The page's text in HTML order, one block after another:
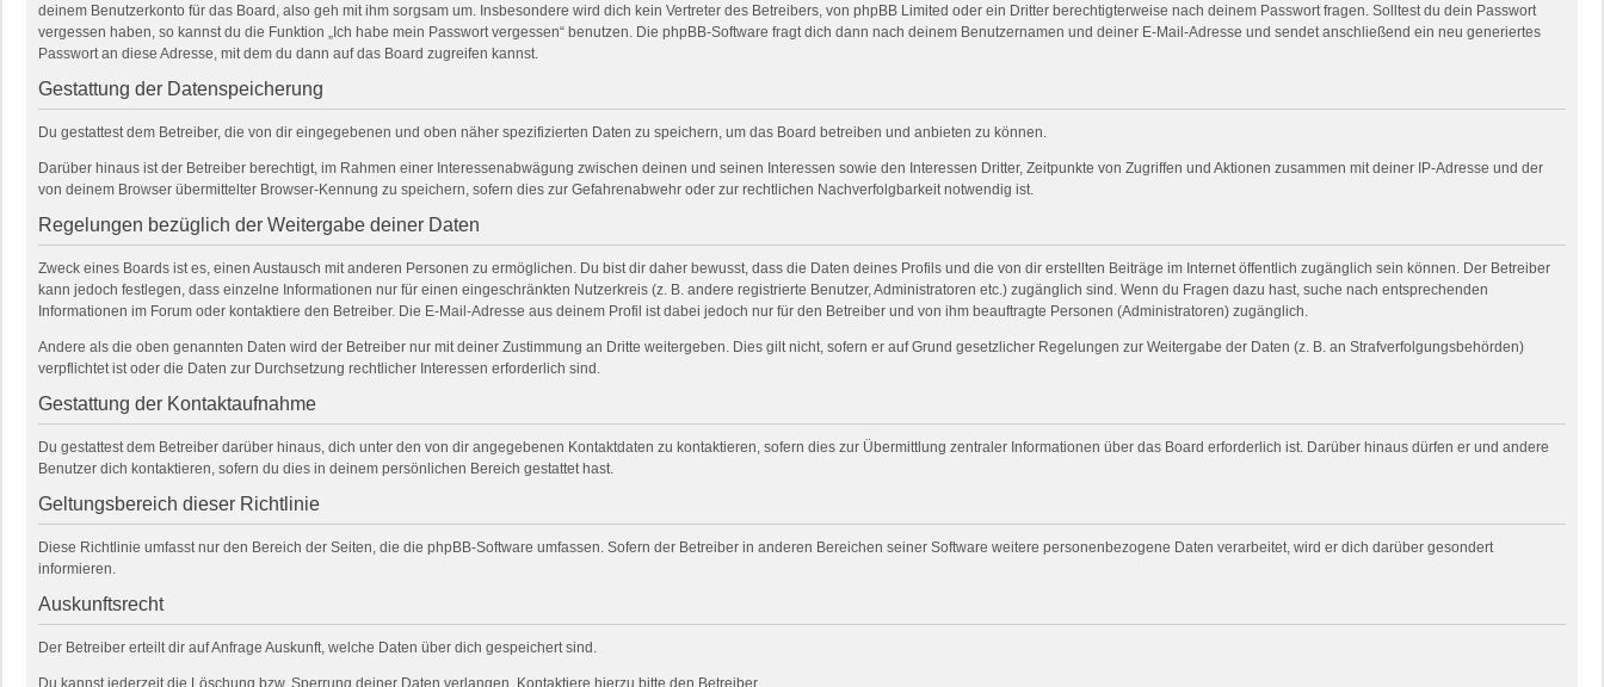
deinem Benutzerkonto für das Board, also geh mit ihm sorgsam um. Insbesondere wird dich kein Vertreter des Betreibers, von phpBB Limited oder ein Dritter berechtigterweise nach deinem Passwort fragen. Solltest du dein Passwort
vergessen haben, so kannst du die Funktion „Ich habe mein Passwort vergessen“ benutzen. Die phpBB-Software fragt dich dann nach deinem Benutzernamen und deiner E-Mail-Adresse und sendet anschließend ein neu generiertes
Passwort an diese Adresse, mit dem du dann auf das Board zugreifen kannst.
Gestattung der Datenspeicherung
Du gestattest dem Betreiber, die von dir eingegebenen und oben näher spezifizierten Daten zu speichern, um das Board betreiben und anbieten zu können.
Darüber hinaus ist der Betreiber berechtigt, im Rahmen einer Interessenabwägung zwischen deinen und seinen Interessen sowie den Interessen Dritter, Zeitpunkte von Zugriffen und Aktionen zusammen mit deiner IP-Adresse und der
von deinem Browser übermittelter Browser-Kennung zu speichern, sofern dies zur Gefahrenabwehr oder zur rechtlichen Nachverfolgbarkeit notwendig ist.
Regelungen bezüglich der Weitergabe deiner Daten
Zweck eines Boards ist es, einen Austausch mit anderen Personen zu ermöglichen. Du bist dir daher bewusst, dass die Daten deines Profils und die von dir erstellten Beiträge im Internet öffentlich zugänglich sein können. Der Betreiber
kann jedoch festlegen, dass einzelne Informationen nur für einen eingeschränkten Nutzerkreis (z. B. andere registrierte Benutzer, Administratoren etc.) zugänglich sind. Wenn du Fragen dazu hast, suche nach entsprechenden
Informationen im Forum oder kontaktiere den Betreiber. Die E-Mail-Adresse aus deinem Profil ist dabei jedoch nur für den Betreiber und von ihm beauftragte Personen (Administratoren) zugänglich.
Andere als die oben genannten Daten wird der Betreiber nur mit deiner Zustimmung an Dritte weitergeben. Dies gilt nicht, sofern er auf Grund gesetzlicher Regelungen zur Weitergabe der Daten (z. B. an Strafverfolgungsbehörden)
verpflichtet ist oder die Daten zur Durchsetzung rechtlicher Interessen erforderlich sind.
Gestattung der Kontaktaufnahme
Du gestattest dem Betreiber darüber hinaus, dich unter den von dir angegebenen Kontaktdaten zu kontaktieren, sofern dies zur Übermittlung zentraler Informationen über das Board erforderlich ist. Darüber hinaus dürfen er und andere
Benutzer dich kontaktieren, sofern du dies in deinem persönlichen Bereich gestattet hast.
Geltungsbereich dieser Richtlinie
Diese Richtlinie umfasst nur den Bereich der Seiten, die die phpBB-Software umfassen. Sofern der Betreiber in anderen Bereichen seiner Software weitere personenbezogene Daten verarbeitet, wird er dich darüber gesondert
informieren.
Auskunftsrecht
Der Betreiber erteilt dir auf Anfrage Auskunft, welche Daten über dich gespeichert sind.
Du kannst jederzeit die Löschung bzw. Sperrung deiner Daten verlangen. Kontaktiere hierzu bitte den Betreiber.